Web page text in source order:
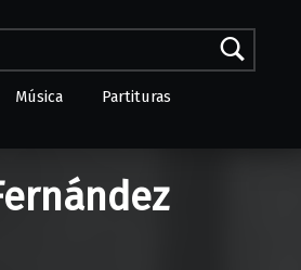
Música Partituras